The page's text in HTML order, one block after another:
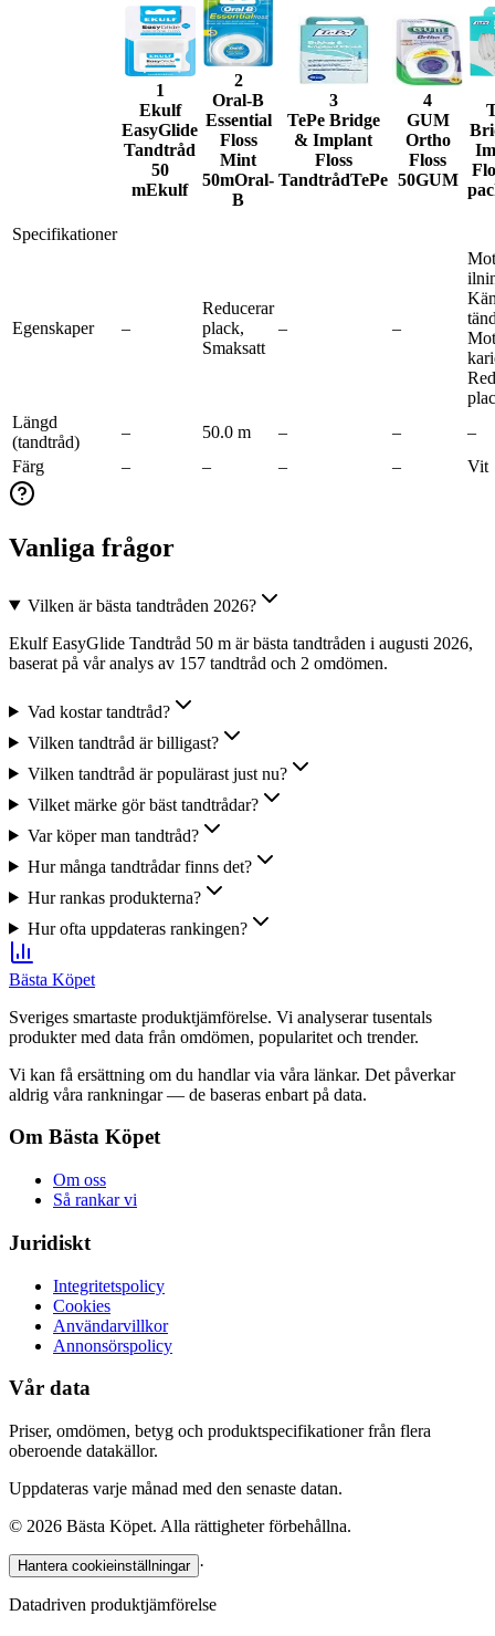
1
Ekulf
EasyGlide
Tandtråd
50
mEkulf
2
Oral-B
Essential
Floss
Mint
50mOral-
B
3
TePe Bridge
& Implant
Floss
TandtrådTePe
4
GUM
Ortho
Floss
50GUM
Specifikationer
Egenskaper –
Reducerar
plack,
Smaksatt
– –
Längd
(tandtråd)
– 50.0 m – –
–
Färg
– – – – Vit
Vanliga frågor
Vilken är bästa tandtråden 2026?
Ekulf EasyGlide Tandtråd 50 m är bästa tandtråden i augusti 2026,
baserat på vår analys av 157 tandtråd och 2 omdömen.
Vad kostar tandtråd?
Vilken tandtråd är billigast?
Vilken tandtråd är populärast just nu?
Vilket märke gör bäst tandtrådar?
Var köper man tandtråd?
Hur många tandtrådar finns det?
Hur rankas produkterna?
Hur ofta uppdateras rankingen?
Bästa Köpet
Sveriges smartaste produktjämförelse. Vi analyserar tusentals
produkter med data från omdömen, popularitet och trender.
Vi kan få ersättning om du handlar via våra länkar. Det påverkar
aldrig våra rankningar — de baseras enbart på data.
Om Bästa Köpet
Om oss
Så rankar vi
Juridiskt
Integritetspolicy
Cookies
Användarvillkor
Annonsörspolicy
Vår data
Priser, omdömen, betyg och produktspecifikationer från flera
oberoende datakällor.
Uppdateras varje månad med den senaste datan.
© 2026 Bästa Köpet. Alla rättigheter förbehållna.
Hantera cookieinställningar ·
Datadriven produktjämförelse